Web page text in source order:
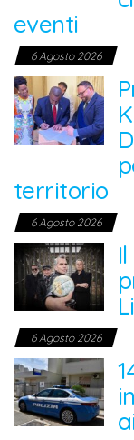
eventi
6 Agosto 2026
territorio
6 Agosto 2026
6 Agosto 2026